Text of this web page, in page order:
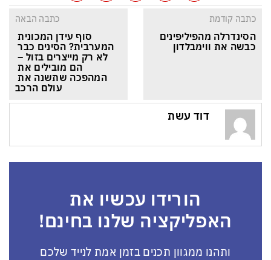
כתבה קודמת
הסינדרלה מהפיליפינים
כבשה את ווימבלדון
כתבה הבאה
סוף עידן המכונית
המערבית? הסינים כבר
לא רק מייצרים בזול –
הם מובילים את
המהפכה שתשנה את
עולם הרכב
דוד עשת
הורידו עכשיו את
האפליקציה שלנו בחינם!
ותהנו ממגוון תכנים בזמן אמת לנייד שלכם